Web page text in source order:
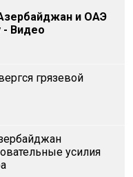
и ОАЭ
- Видео
грязевой
усилия